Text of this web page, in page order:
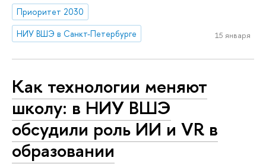
Приоритет 2030
НИУ ВШЭ в Санкт-Петербурге
15 января
Как технологии меняют
школу: в НИУ ВШЭ
обсудили роль ИИ и VR в
образовании